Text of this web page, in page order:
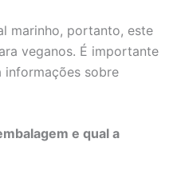
marinho, portanto, este
veganos. É importante
informações sobre
e qual a